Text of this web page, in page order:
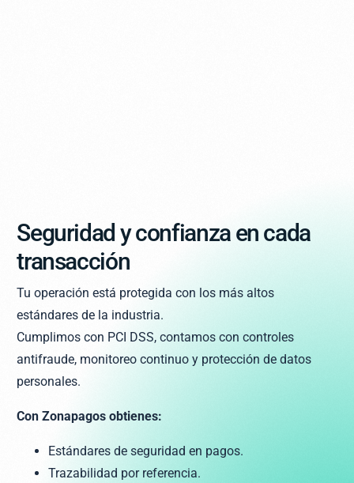
Seguridad y confianza en cada
transacción
Tu operación está protegida con los más altos
estándares de la industria.
Cumplimos con PCI DSS, contamos con controles
antifraude, monitoreo continuo y protección de datos
personales.
Con Zonapagos obtienes:
Estándares de seguridad en pagos.
Trazabilidad por referencia.